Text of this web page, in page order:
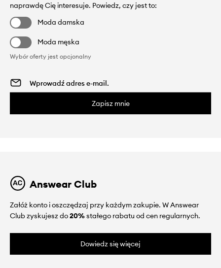
naprawdę Cię interesuje. Powiedz, czy jest to:
Moda damska
Moda męska
Wybór oferty jest opcjonalny
Zapisz mnie
Answear Club
Załóż konto i oszczędzaj przy każdym zakupie. W Answear
Club zyskujesz do20%stałego rabatu od cen regularnych.
Dowiedz się więcej